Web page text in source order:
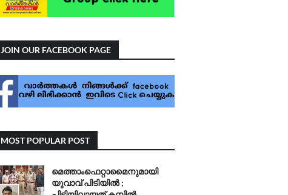
JOIN OUR FACEBOOK PAGE
MOST POPULAR POST
മെത്താംഫെറ്റാമൈനുമായി
യുവാവ് പിടിയിൽ ;